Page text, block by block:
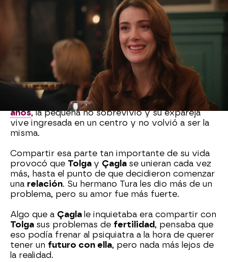
comenzó a gustarle muchoTolgay
recíproco, sin embargo lo
y se formó unmuro entre ellos
que, por un momento, parecía que iba a impedir
que avanzasen.
decidió sincerarse con la mejor amiga de
Bahar y compartió con ella la
tragedia
había marcado en su pasado: su exmujer y su
hija tuvieron un accidente de tráfico hace diez
años, la pequeña no sobrevivió y su expareja
vive ingresada en un centro y no volvió a ser la
misma.
Compartir esa parte tan importante de su vida
provocó que Tolga y Çagla se unieran cada vez
más, hasta el punto de que decidieron comenzar
una relación. Su hermano Tura les dio más de un
problema, pero su amor fue más fuerte.
Algo que a Çagla le inquietaba era compartir con
Tolga sus problemas de fertilidad, pensaba que
eso podía frenar al psiquiatra a la hora de querer
tener un futuro con ella, pero nada más lejos de
la realidad.